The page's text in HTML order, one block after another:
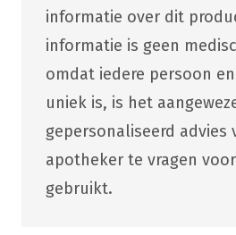
informatie over dit
informatie is geen
omdat iedere persoon
uniek is, is het
gepersonaliseerd advies
apotheker te vragen
gebruikt.